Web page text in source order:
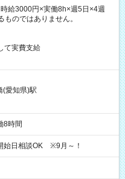
給3000円×実働8h×週5日×4週
のではありません。
て実費支給
(愛知県)駅
8時間
日相談OK ※9月～！